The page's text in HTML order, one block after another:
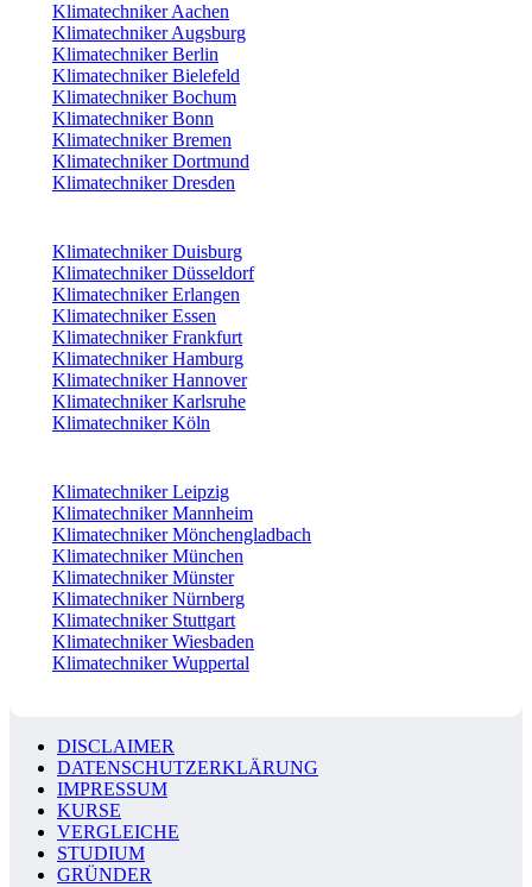
Klimatechniker Aachen
Klimatechniker Augsburg
Klimatechniker Berlin
Klimatechniker Bielefeld
Klimatechniker Bochum
Klimatechniker Bonn
Klimatechniker Bremen
Klimatechniker Dortmund
Klimatechniker Dresden
Klimatechniker Duisburg
Klimatechniker Düsseldorf
Klimatechniker Erlangen
Klimatechniker Essen
Klimatechniker Frankfurt
Klimatechniker Hamburg
Klimatechniker Hannover
Klimatechniker Karlsruhe
Klimatechniker Köln
Klimatechniker Leipzig
Klimatechniker Mannheim
Klimatechniker Mönchengladbach
Klimatechniker München
Klimatechniker Münster
Klimatechniker Nürnberg
Klimatechniker Stuttgart
Klimatechniker Wiesbaden
Klimatechniker Wuppertal
DISCLAIMER
DATENSCHUTZERKLÄRUNG
IMPRESSUM
KURSE
VERGLEICHE
STUDIUM
GRÜNDER